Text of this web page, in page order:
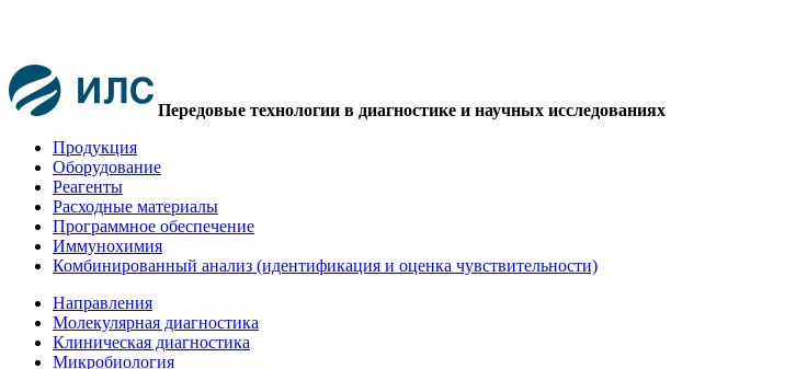
Передовые технологии в диагностике и научных исследованиях
Продукция
Оборудование
Реагенты
Расходные материалы
Программное обеспечение
Иммунохимия
Комбинированный анализ (идентификация и оценка чувствительности)
Направления
Молекулярная диагностика
Клиническая диагностика
Микробиология